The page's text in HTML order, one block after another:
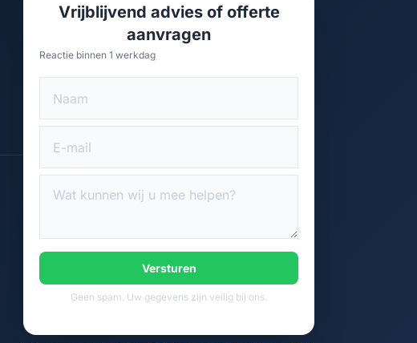
Vrijblijvend advies of offerte
aanvragen
Reactie binnen 1 werkdag
Versturen
Geen spam. Uw gegevens zijn veilig bij ons.